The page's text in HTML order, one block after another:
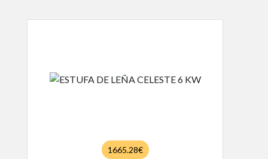
1665.28€